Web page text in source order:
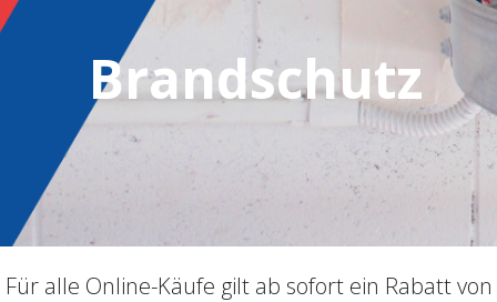
Brandschutz
Für alle Online-Käufe gilt ab sofort ein Rabatt von